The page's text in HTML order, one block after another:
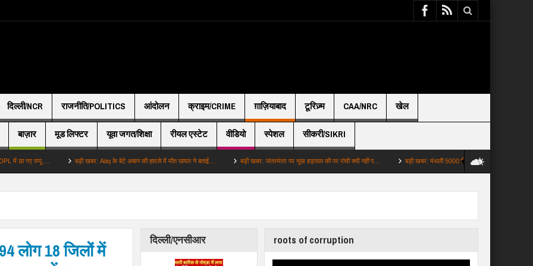
दिल्ली/NCR राजनीति/POLITICS आंदोलन क्राइम/CRIME ग़ाज़ियाबाद टूरिज़्म CAA/NRC खेल
बाज़ार मूड लिफ्टर यूवा जगत/शिक्षा रीयल एस्टेट वीडियो स्पेशल सीकरी/SIKRI
पप्पू … बड़ी खबर: Atiq के बेटे अबान की हादसे में मौत घायल ने बताई… बड़ी खबर: जंतरमंतर पर भूख हड़ताल की पर रांची क्यों नहीं प… बड़ी खबर: मंथली 5000 किसान के बच्चों को दे रही सरकार कैसे…
लोग 18 जिलों में
दिल्ली/एनसीआर roots of corruption